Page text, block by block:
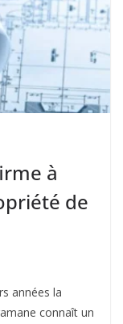
à
de
années la
connaît un